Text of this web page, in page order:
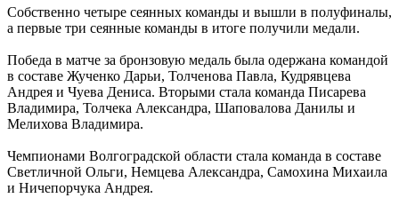
Собственно четыре сеянных команды и вышли в полуфиналы,
а первые три сеянные команды в итоге получили медали.
Победа в матче за бронзовую медаль была одержана командой
в составе Жученко Дарьи, Толченова Павла, Кудрявцева
Андрея и Чуева Дениса. Вторыми стала команда Писарева
Владимира, Толчека Александра, Шаповалова Данилы и
Мелихова Владимира.
Чемпионами Волгоградской области стала команда в составе
Светличной Ольги, Немцева Александра, Самохина Михаила
и Ничепорчука Андрея.